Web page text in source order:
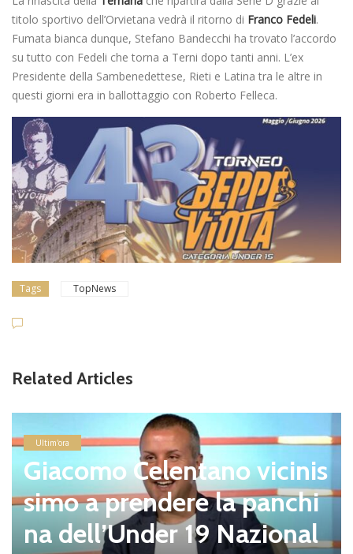
titolo sportivo dell’Orvietana vedrà il ritorno di Franco Fedeli.
Fumata bianca dunque, Stefano Bandecchi ha trovato l’accordo
su tutto con Fedeli che torna a Terni dopo tanti anni. L’ex
Presidente della Sambenedettese, Rieti e Latina tra le altre in
questi giorni era in ballottaggio con Roberto Felleca.
Tags TopNews
Related Articles
Ultim'ora
Giacomo Celentano vicinis
simo a prendere la panchi
na dell’Under 19 Nazional